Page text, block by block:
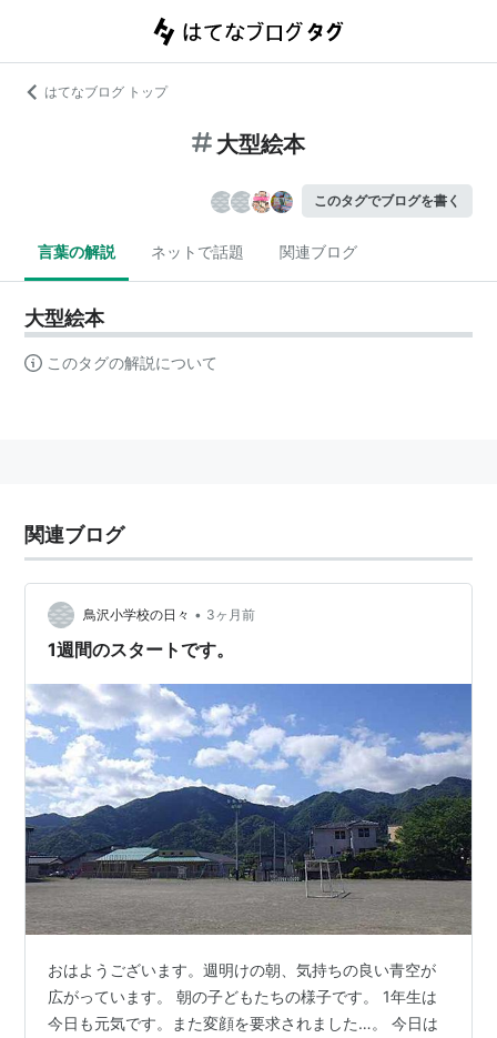
はてなブログ トップ
大型絵本
このタグでブログを書く
言葉の解説 ネットで話題 関連ブログ
大型絵本
このタグの解説について
関連ブログ
鳥沢小学校の日々 • 3ヶ月前
1週間のスタートです。
おはようございます。週明けの朝、気持ちの良い青空が
広がっています。 朝の子どもたちの様子です。 1年生は
今日も元気です。また変顔を要求されました…。 今日は